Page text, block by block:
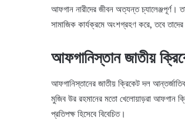
আফগান নারীদের জীবন অত্যন্ত চ্যালেঞ্জপূর্ণ।
সামাজিক কার্যক্রমে অংশগ্রহণ করে, তবে
আফগানিস্তান জাতীয়
আফগানিস্তানের জাতীয় ক্রিকেট দল
মুজিব উর রহমানের মতো খেলোয়াড়রা আফগান
প্রতিপক্ষ হিসেবে বিবেচিত।